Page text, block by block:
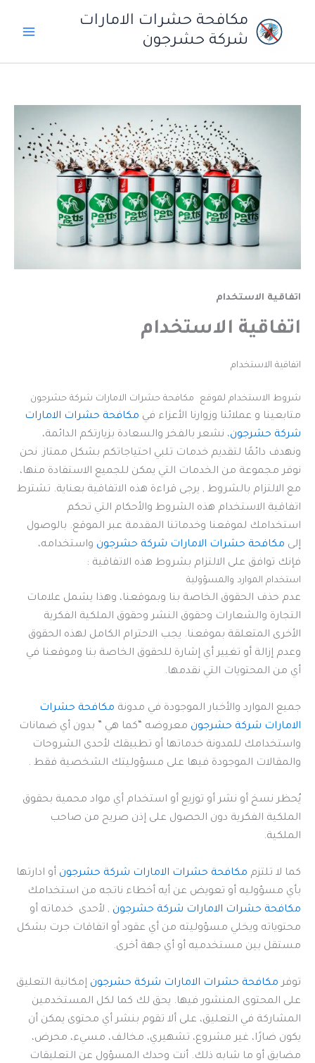
مكافحة حشرات الامارات
شركة حشرجون
اتفاقية الاستخدام
اتفاقية الاستخدام
اتفاقية الاستخدام
شروط الاستخدام لموقع مكافحة حشرات الامارات شركة حشرجون
متابعينا و عملائنا وزوارنا الأعزاء في مكافحة حشرات الامارات
شركة حشرجون، نشعر بالفخر والسعادة بزيارتكم الدائمة،
ونهدف دائمًا لتقديم خدمات تلبي احتياجاتكم بشكل ممتاز. نحن
نوفر مجموعة من الخدمات التي يمكن للجميع الاستفادة منها،
مع الالتزام بالشروط , يرجى قراءة هذه الاتفاقية بعناية. تشترط
اتفاقية الاستخدام هذه الشروط والأحكام التي تحكم
استخدامك لموقعنا وخدماتنا المقدمة عبر الموقع. بالوصول
إلى مكافحة حشرات الامارات شركة حشرجون واستخدامه،
فإنك توافق على الالتزام بشروط هذه الاتفاقية :
استخدام الموارد والمسؤولية
عدم حذف الحقوق الخاصة بنا وبموقعنا، وهذا يشمل علامات
التجارة والشعارات وحقوق النشر وحقوق الملكية الفكرية
الأخرى المتعلقة بموقعنا. يجب الاحترام الكامل لهذه الحقوق
وعدم إزالة أو تغيير أي إشارة للحقوق الخاصة بنا وموقعنا في
أي من المحتويات التي نقدمها.
جميع الموارد والأخبار الموجودة في مدونة مكافحة حشرات
الامارات شركة حشرجون معروضه “كما هي ” بدون أي ضمانات
واستخدامك للمدونة خدماتها أو تطبيقك لأحدى الشروحات
والمقالات الموجودة فيها على مسؤوليتك الشخصية فقط .
يُحظر نسخ أو نشر أو توزيع أو استخدام أي مواد محمية بحقوق
الملكية الفكرية دون الحصول على إذن صريح من صاحب
الملكية.
كما لا تلتزم مكافحة حشرات الامارات شركة حشرجون أو ادارتها
بأي مسؤوليه أو تعويض عن أيه أخطاء ناتجه من استخدامك
مكافحة حشرات الامارات شركة حشرجون , لأحدى خدماته أو
محتوياته ويخلي مسؤوليته من أي عقود أو اتفاقات جرت بشكل
مستقل بين مستخدميه أو أي جهة أخرى.
توفر مكافحة حشرات الامارات شركة حشرجون إمكانية التعليق
على المحتوى المنشور فيها. يحق لك كما لكل المستخدمين
المشاركة في التعليق، على ألا تقوم بنشر أي محتوى يمكن أن
يكون ضارًا، غير مشروع، تشهيري، مخالف، مسيء، محرض،
مضايق أو ما شابه ذلك. أنت وحدك المسؤول عن التعليقات